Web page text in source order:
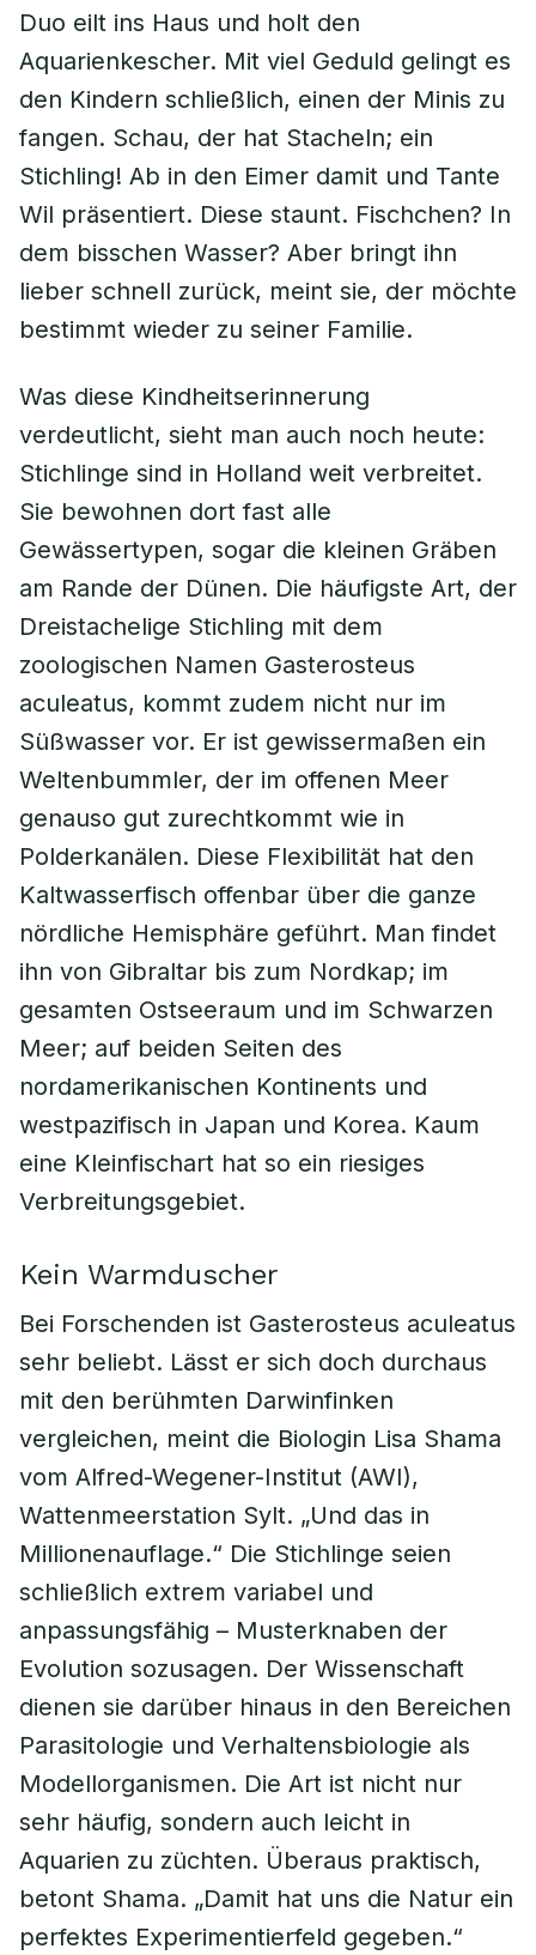
Duo eilt ins Haus und holt den
Aquarienkescher. Mit viel Geduld gelingt es
den Kindern schließlich, einen der Minis zu
fangen. Schau, der hat Stacheln; ein
Stichling! Ab in den Eimer damit und Tante
Wil präsentiert. Diese staunt. Fischchen? In
dem bisschen Wasser? Aber bringt ihn
lieber schnell zurück, meint sie, der möchte
bestimmt wieder zu seiner Familie.
Was diese Kindheitserinnerung
verdeutlicht, sieht man auch noch heute:
Stichlinge sind in Holland weit verbreitet.
Sie bewohnen dort fast alle
Gewässertypen, sogar die kleinen Gräben
am Rande der Dünen. Die häufigste Art, der
Dreistachelige Stichling mit dem
zoologischen Namen Gasterosteus
aculeatus, kommt zudem nicht nur im
Süßwasser vor. Er ist gewissermaßen ein
Weltenbummler, der im offenen Meer
genauso gut zurechtkommt wie in
Polderkanälen. Diese Flexibilität hat den
Kaltwasserfisch offenbar über die ganze
nördliche Hemisphäre geführt. Man findet
ihn von Gibraltar bis zum Nordkap; im
gesamten Ostseeraum und im Schwarzen
Meer; auf beiden Seiten des
nordamerikanischen Kontinents und
westpazifisch in Japan und Korea. Kaum
eine Kleinfischart hat so ein riesiges
Verbreitungsgebiet.
Kein Warmduscher
Bei Forschenden ist Gasterosteus aculeatus
sehr beliebt. Lässt er sich doch durchaus
mit den berühmten Darwinfinken
vergleichen, meint die Biologin Lisa Shama
vom Alfred-Wegener-Institut (AWI),
Wattenmeerstation Sylt. „Und das in
Millionenauflage.“ Die Stichlinge seien
schließlich extrem variabel und
anpassungsfähig – Musterknaben der
Evolution sozusagen. Der Wissenschaft
dienen sie darüber hinaus in den Bereichen
Parasitologie und Verhaltensbiologie als
Modellorganismen. Die Art ist nicht nur
sehr häufig, sondern auch leicht in
Aquarien zu züchten. Überaus praktisch,
betont Shama. „Damit hat uns die Natur ein
perfektes Experimentierfeld gegeben.“